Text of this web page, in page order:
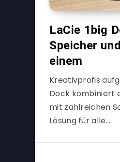
LaCie 1big
Speicher
einem
Kreativprofis
Dock kombiniert
mit zahlreichen
Lösung für alle…